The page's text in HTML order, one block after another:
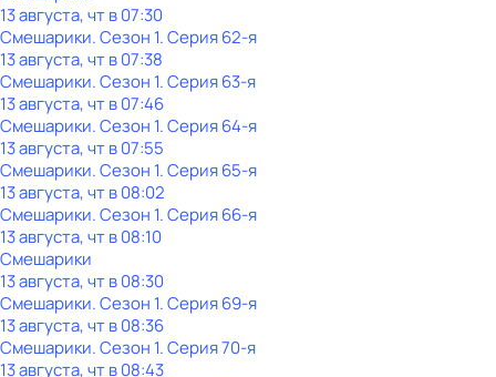
13 августа, чт в 07:30
Смешарики. Сезон 1. Серия 62-я
13 августа, чт в 07:38
Смешарики. Сезон 1. Серия 63-я
13 августа, чт в 07:46
Смешарики. Сезон 1. Серия 64-я
13 августа, чт в 07:55
Смешарики. Сезон 1. Серия 65-я
13 августа, чт в 08:02
Смешарики. Сезон 1. Серия 66-я
13 августа, чт в 08:10
Смешарики
13 августа, чт в 08:30
Смешарики. Сезон 1. Серия 69-я
13 августа, чт в 08:36
Смешарики. Сезон 1. Серия 70-я
13 августа, чт в 08:43